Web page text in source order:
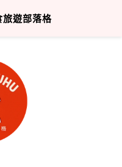
遊部落格